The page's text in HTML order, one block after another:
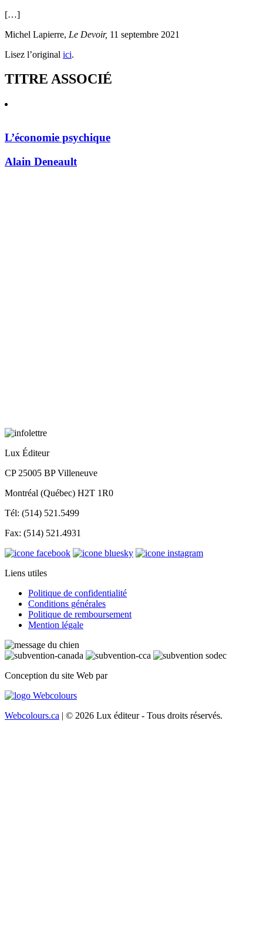
[…]
Michel Lapierre, Le Devoir, 11 septembre 2021
Lisez l’original ici.
TITRE ASSOCIÉ
L’économie psychique
Alain Deneault
Lux Éditeur
CP 25005 BP Villeneuve
Montréal (Québec) H2T 1R0
Tél: (514) 521.5499
Fax: (514) 521.4931
Liens utiles
Politique de confidentialité
Conditions générales
Politique de remboursement
Mention légale
Conception du site Web par
Webcolours.ca | © 2026 Lux éditeur - Tous droits réservés.